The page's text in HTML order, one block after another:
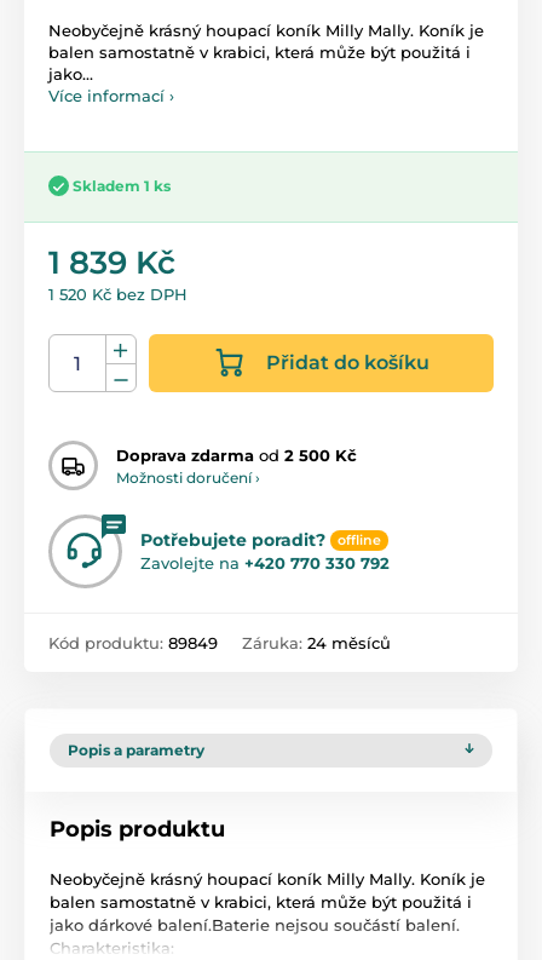
Neobyčejně krásný houpací koník Milly Mally. Koník je
balen samostatně v krabici, která může být použitá i
jako...
Více informací ›
Skladem 1 ks
1 839 Kč
1 520 Kč bez DPH
Přidat do košíku
Doprava zdarma od 2 500 Kč
Možnosti doručení ›
Potřebujete poradit? offline
Zavolejte na +420 770 330 792
Kód produktu: 89849 Záruka: 24 měsíců
Popis a parametry
Popis produktu
Neobyčejně krásný houpací koník Milly Mally. Koník je
balen samostatně v krabici, která může být použitá i
jako dárkové balení.Baterie nejsou součástí balení.
Charakteristika: